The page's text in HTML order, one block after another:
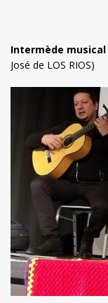
Intermède musical
José de LOS RIOS)